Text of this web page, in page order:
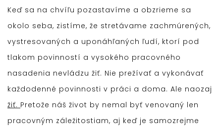
Keď sa na chvíľu pozastavíme a obzrieme sa
okolo seba, zistíme, že stretávame zachmúrených,
vystresovaných a uponáhľaných ľudí, ktorí pod
tlakom povinností a vysokého pracovného
nasadenia nevládzu žiť. Nie prežívať a vykonávať
každodenné povinnosti v práci a doma. Ale naozaj
žiť. Pretože náš život by nemal byť venovaný len
pracovným záležitostiam, aj keď je samozrejme